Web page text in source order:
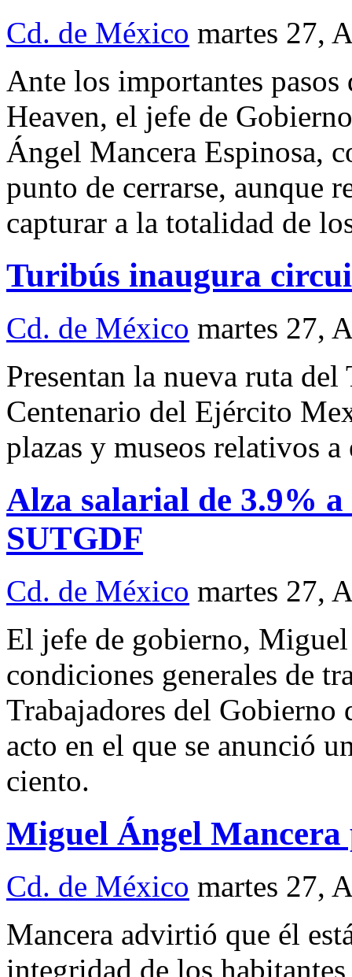
Cd. de México martes 27,
Ante los importantes pasos
Heaven, el jefe de
Ángel Mancera Espinosa,
punto de cerrarse, aunque
capturar a la totalidad de
Turibús inaugura
Cd. de México martes 27,
Presentan la nueva ruta
Centenario del Ejército
plazas y museos relativos
Alza salarial de 3.9%
SUTGDF
Cd. de México martes 27,
El jefe de gobierno,
condiciones generales de
Trabajadores del
acto en el que se anunció
ciento.
Miguel Ángel
Cd. de México martes 27,
Mancera advirtió que él
integridad de los